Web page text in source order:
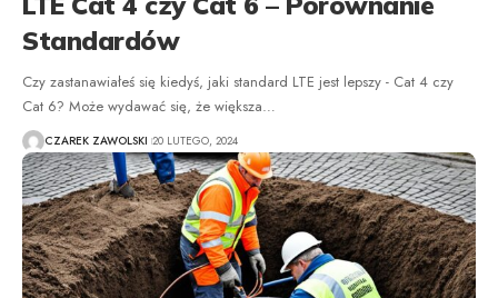
Standardów
Czy zastanawiałeś się kiedyś, jaki standard LTE jest lepszy - Cat 4 czy
Cat 6? Może wydawać się, że większa…
CZAREK ZAWOLSKI 20 LUTEGO, 2024